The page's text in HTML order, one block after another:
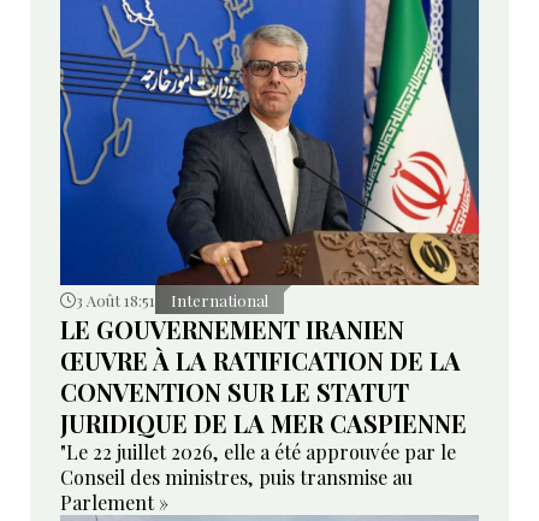
3 Août 18:51 International
LE GOUVERNEMENT IRANIEN
ŒUVRE À LA RATIFICATION DE LA
CONVENTION SUR LE STATUT
JURIDIQUE DE LA MER CASPIENNE
"Le 22 juillet 2026, elle a été approuvée par le
Conseil des ministres, puis transmise au
Parlement »